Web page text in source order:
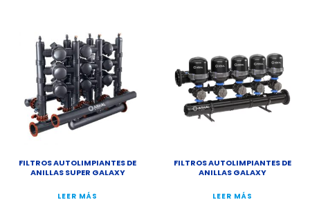
FILTROS AUTOLIMPIANTES DE
ANILLAS SUPER GALAXY
LEER MÁS
FILTROS AUTOLIMPIANTES DE
ANILLAS GALAXY
LEER MÁS